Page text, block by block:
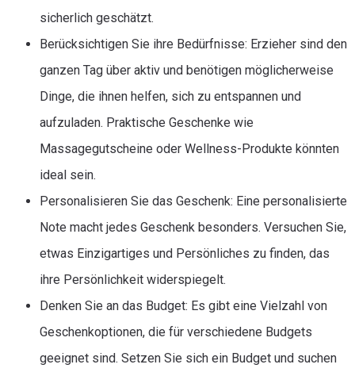
sicherlich geschätzt.
Berücksichtigen Sie ihre Bedürfnisse: Erzieher sind den
ganzen Tag über aktiv und benötigen möglicherweise
Dinge, die ihnen helfen, sich zu entspannen und
aufzuladen. Praktische Geschenke wie
Massagegutscheine oder Wellness-Produkte könnten
ideal sein.
Personalisieren Sie das Geschenk: Eine personalisierte
Note macht jedes Geschenk besonders. Versuchen Sie,
etwas Einzigartiges und Persönliches zu finden, das
ihre Persönlichkeit widerspiegelt.
Denken Sie an das Budget: Es gibt eine Vielzahl von
Geschenkoptionen, die für verschiedene Budgets
geeignet sind. Setzen Sie sich ein Budget und suchen